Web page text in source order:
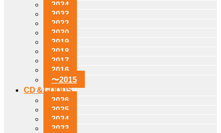
2024
2023
2022
2020
2019
2018
2017
2016
〜2015
CD＆GOODS
2026
2025
2024
2023